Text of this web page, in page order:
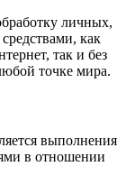
личных,
как
так и без
точке мира.
выполнения
в отношении